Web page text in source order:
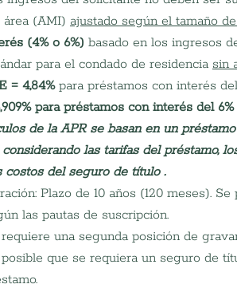
área (AMI) ajustado según el tamaño
(4% o 6%) basado en los ingresos
para el condado de residencia sin
= 4,84% para préstamos con interés
para préstamos con interés del 6%
de la APR se basan en un
las tarifas del préstamo,
costos del seguro de título .
Plazo de 10 años (120 meses).
las pautas de suscripción.
una segunda posición de
que se requiera un seguro de